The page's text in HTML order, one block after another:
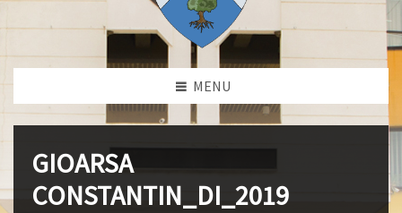
MENU
GIOARSA
CONSTANTIN_DI_2019